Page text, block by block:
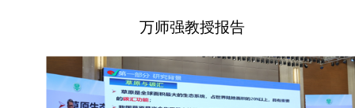
万师强教授报告